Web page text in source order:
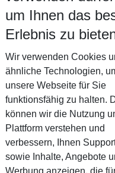
Hotelbeschreibung
um Ihnen das
Erlebnis zu
Wir verwenden Cookies
ähnliche Technologien,
unsere Webseite für Sie
funktionsfähig zu halten.
können wir die Nutzung
Plattform verstehen und
verbessern, Ihnen
sowie Inhalte, Angebote